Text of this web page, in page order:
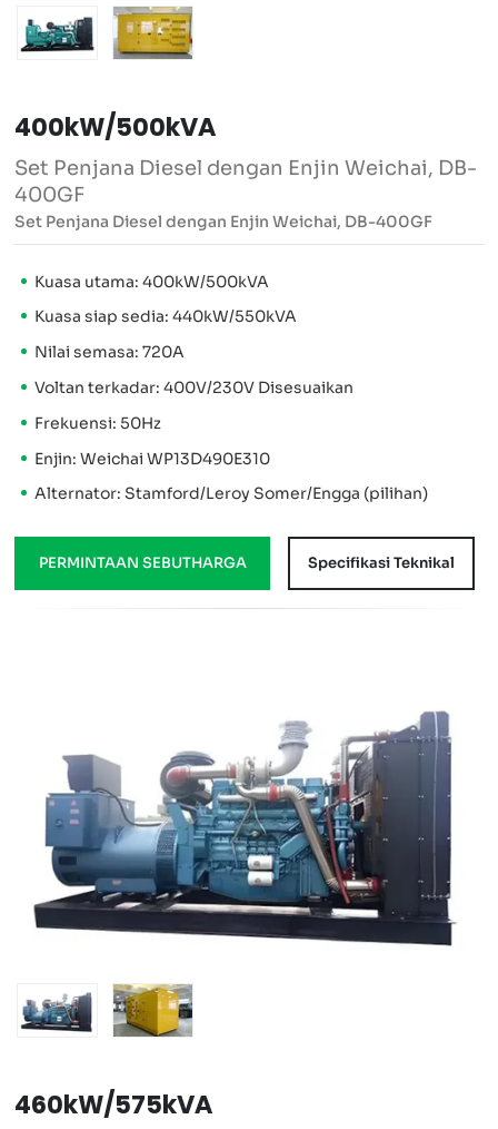
400kW/500kVA
Set Penjana Diesel dengan Enjin Weichai, DB-
400GF
Set Penjana Diesel dengan Enjin Weichai, DB-400GF
Kuasa utama: 400kW/500kVA
Kuasa siap sedia: 440kW/550kVA
Nilai semasa: 720A
Voltan terkadar: 400V/230V Disesuaikan
Frekuensi: 50Hz
Enjin: Weichai WP13D490E310
Alternator: Stamford/Leroy Somer/Engga (pilihan)
PERMINTAAN SEBUTHARGA Specifikasi Teknikal
460kW/575kVA